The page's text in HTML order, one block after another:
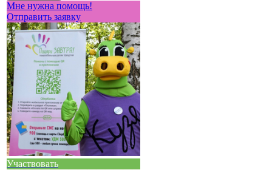
Мне нужна помощь!
Отправить заявку
Участвовать